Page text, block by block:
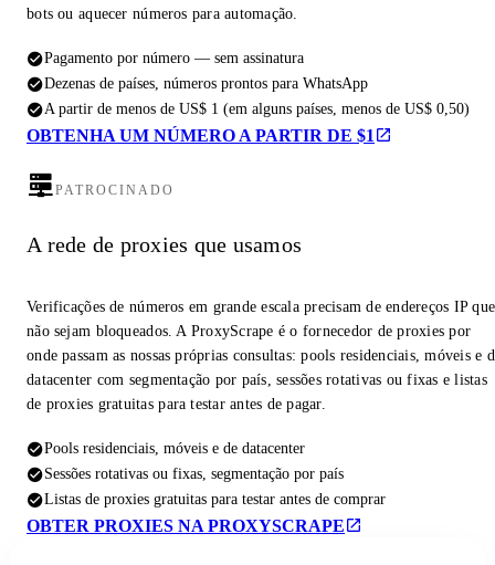
bots ou aquecer números para automação.
Pagamento por número — sem assinatura
Dezenas de países, números prontos para WhatsApp
A partir de menos de US$ 1 (em alguns países, menos de US$ 0,50)
OBTENHA UM NÚMERO A PARTIR DE $1
PATROCINADO
A rede de proxies que usamos
Verificações de números em grande escala precisam de endereços IP que
não sejam bloqueados. A ProxyScrape é o fornecedor de proxies por
onde passam as nossas próprias consultas: pools residenciais, móveis e
datacenter com segmentação por país, sessões rotativas ou fixas e listas
de proxies gratuitas para testar antes de pagar.
Pools residenciais, móveis e de datacenter
Sessões rotativas ou fixas, segmentação por país
Listas de proxies gratuitas para testar antes de comprar
OBTER PROXIES NA PROXYSCRAPE